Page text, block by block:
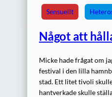
Sensuellt
Något att
Micke hade frågat om
festival i den lilla
stad. Ett litet tivoli
hantverkade skulle